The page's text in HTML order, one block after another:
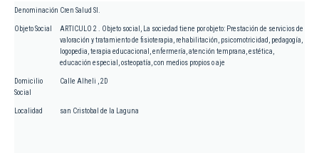
Denominación Cren Salud Sl.
Objeto Social
ARTICULO 2 . Objeto social, La sociedad tiene por objeto: Prestación de servicios de
valoración y tratamiento de fisioterapia, rehabilitación, psicomotricidad, pedagogía,
logopedia, terapia educacional, enfermería, atención temprana, estética,
educación especial, osteopatía, con medios propios o aje
Domicilio
Social
Calle Alheli , 2D
Localidad san Cristobal de la Laguna